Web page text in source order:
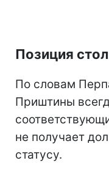
Позиция
По словам
Приштины
не получает
статусу.